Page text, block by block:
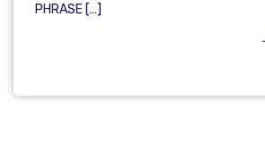
PHRASE […]